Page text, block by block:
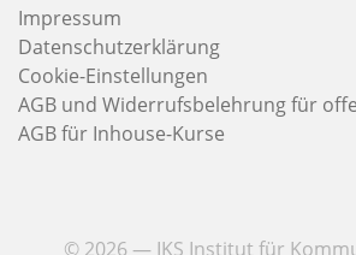
Impressum
Datenschutzerklärung
Cookie-Einstellungen
AGB und Widerrufsbelehrung für
AGB für Inhouse-Kurse
© 2026 — IKS Institut für